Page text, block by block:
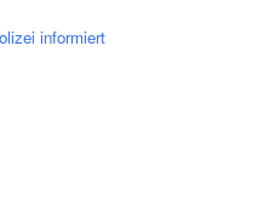
informiert